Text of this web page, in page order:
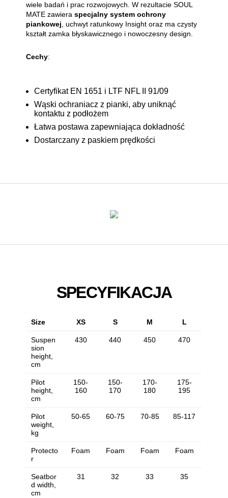
wiele badań i prac rozwojowych. W rezultacie SOUL
MATE zawieraspecjalny system ochrony
piankowej , uchwyt ratunkowy Insight oraz ma czysty
kształt zamka błyskawicznego i nowoczesny design.
Cechy:
Certyfikat EN 1651 i LTF NFL II 91/09
Wąski ochraniacz z pianki, aby uniknąć
kontaktu z podłożem
Łatwa postawa zapewniająca dokładność
Dostarczany z paskiem prędkości
SPECYFIKACJA
Size XS S M L
Suspen
sion
height,
cm
430 440 450 470
Pilot
height,
cm
150-
160
150-
170
170-
180
175-
195
Pilot
weight,
kg
50-65 60-75 70-85 85-117
Protecto
r
Foam Foam Foam Foam
Seatbor
d width,
cm
31 32 33 35